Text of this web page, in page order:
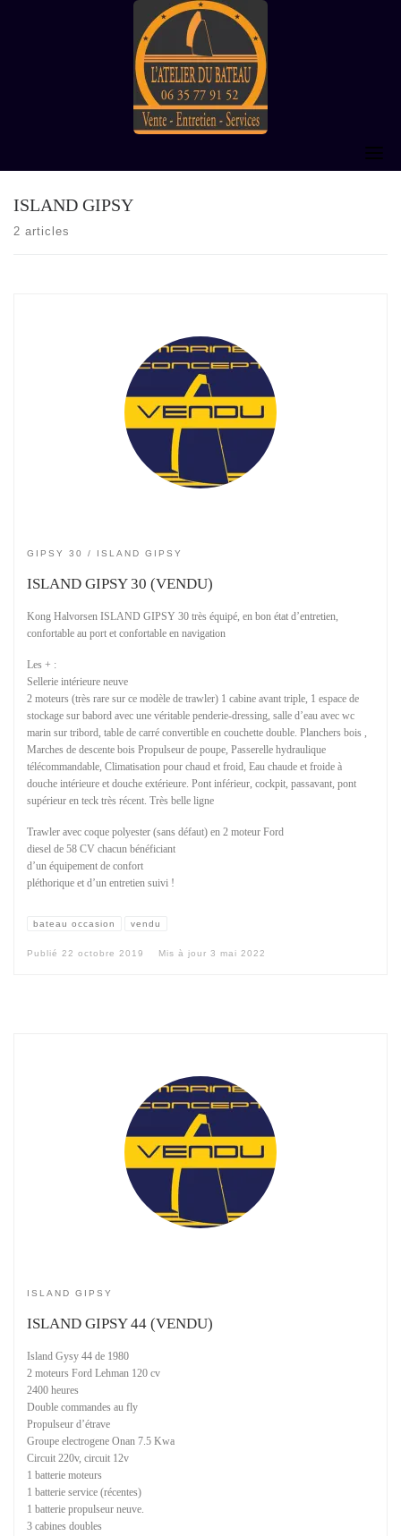
ISLAND GIPSY
2 articles
GIPSY 30 ISLAND GIPSY
ISLAND GIPSY 30 (VENDU)
Kong Halvorsen ISLAND GIPSY 30 très équipé, en bon état d’entretien,
confortable au port et confortable en navigation
Les + :
Sellerie intérieure neuve
2 moteurs (très rare sur ce modèle de trawler) 1 cabine avant triple, 1 espace de
stockage sur babord avec une véritable penderie-dressing, salle d’eau avec wc
marin sur tribord, table de carré convertible en couchette double. Planchers bois ,
Marches de descente bois Propulseur de poupe, Passerelle hydraulique
télécommandable, Climatisation pour chaud et froid, Eau chaude et froide à
douche intérieure et douche extérieure. Pont inférieur, cockpit, passavant, pont
supérieur en teck très récent. Très belle ligne
Trawler avec coque polyester (sans défaut) en 2 moteur Ford
diesel de 58 CV chacun bénéficiant
d’un équipement de confort
pléthorique et d’un entretien suivi !
bateau occasion vendu
Publié 22 octobre 2019 Mis à jour 3 mai 2022
ISLAND GIPSY
ISLAND GIPSY 44 (VENDU)
Island Gysy 44 de 1980
2 moteurs Ford Lehman 120 cv
2400 heures
Double commandes au fly
Propulseur d’étrave
Groupe electrogene Onan 7.5 Kwa
Circuit 220v, circuit 12v
1 batterie moteurs
1 batterie service (récentes)
1 batterie propulseur neuve.
3 cabines doubles